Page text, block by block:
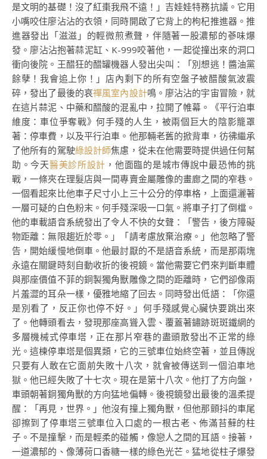
是文明的基礎！沒了紅棗我飛不遠！」吉娃娃特務抗議。它用
小嘴咬住廖沾沾的衣領，同時開啟了它背上的枸杞推進器。推
進器發出「滋滋」的輕微煎煮聲，伴隨著一股濃郁的蔘味爆
發。廖沾沾抱著蒜泥缸、K-999咬著他，一起從撞出來的洞口
衝向後院。王醋狂的醋罐機器人發出尖叫：「別想逃！醬油黨
餘孽！我會追上你！」店內剩下的所有空盤子被醋酸氣波震
碎，發出了最後的哀禪風室內設計鳴。廖沾沾的宇宙冒險，就
在這片蒜泥、中藥和醋酸的混亂中，拉開了帷幕。《平行泊車
維度：車位爭奪戰》何手殘的人生，被兩個巨大的陰影籠罩
著：停車費，以及平行泊車。他那輛老舊的掀背車，彷彿繼承
了他所有的駕駛綠設計師焦慮，從未在他需要時提供過任何幫
助。今天醫美診所設計 ，他面臨的是城市傳說中最恐怖的挑
戰，一條夾在理髮店與一間專賣金屬雕像的畫廊之間的窄巷。
一個看起來比他車子尺寸小上三十公分的停車格，上面還灑著
一層可疑的白色粉末。何手殘深吸一口氣。將車子打了倒檔。
他的車載語音系統發出了令人不快的女聲：「警告，後方障礙
物距離：無限趨近於零。」「請考慮放棄治療。」他忽略了警
告，開始緩慢地倒車。他最討厭的不是語音系統，而是那兩塊
永遠在關鍵時刻自動收折的後視鏡。當他需要它們來判斷車體
與那座價值不菲的銅製獨角獸雕像之間的距離時，它們卻像兩
片羞澀的耳朵一樣，優雅地縮了回去。同時發出低語：「你還
是別看了，反正你也停不好。」何手殘感覺心臟快要跳出來
了。他轉頭看去，發現那座高聳入雲、覆蓋著鏽跡斑斑鐵網的
多層機械式停車塔，正在那片窄巷的盡頭散發出不正常的綠
光。這棟停車塔是個異類，它的三號車位始終空著，並且傳說
只要有人敢在它面前失敗十八次，就會被傳送到一個泊車地
獄。他已經失敗了十七次。現在是第十八次。他打了方向盤，
車頭朝著銅獨角獸的方向猛地偏轉。後視鏡發出最後的溫柔提
醒：「再見，世界。」他沒有撞上獨角獸，但他那顫抖的車尾
卻擦到了停車塔三號車位入口處的一根古老、佈滿苔蘚的柱
子。不是撞擊，而是輕柔的碰觸，像戀人之間的耳語。接著，
一道濃郁的、像薄荷口香糖一樣的綠色光芒。猛地從柱子爆發